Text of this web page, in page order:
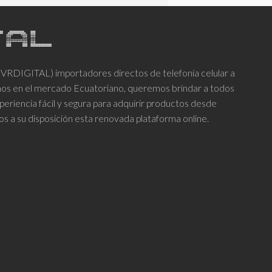
importadores directos de telefonía celular a
en el mercado Ecuatoriano, queremos brindar a todos
fácil y segura para adquirir productos desde
a su disposición esta renovada plataforma online.